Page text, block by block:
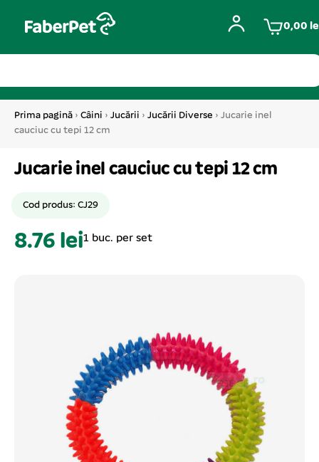
0,00
Prima pagină › Câini › Jucării › Jucării Diverse › Jucarie inel
cauciuc cu tepi 12 cm
Jucarie inel cauciuc cu tepi 12 cm
Cod produs: CJ29
8.76 lei1 buc. per set